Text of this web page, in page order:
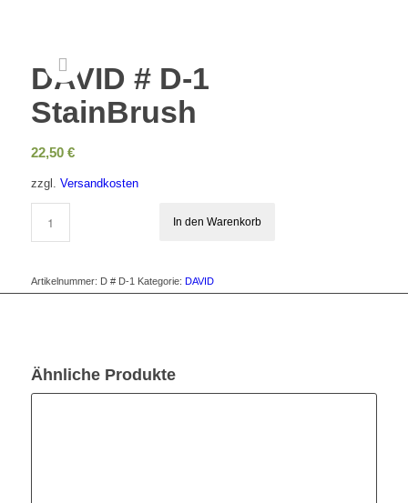
DAVID # D-1
StainBrush
22,50 €
zzgl. Versandkosten
In den Warenkorb
Artikelnummer: D # D-1 Kategorie: DAVID
Ähnliche Produkte